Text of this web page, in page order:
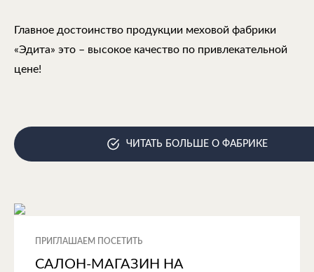
Главное достоинство продукции меховой фабрики
«Эдита» это – высокое качество по привлекательной
цене!
ЧИТАТЬ БОЛЬШЕ О ФАБРИКЕ
ПРИГЛАШАЕМ ПОСЕТИТЬ
САЛОН-МАГАЗИН НА